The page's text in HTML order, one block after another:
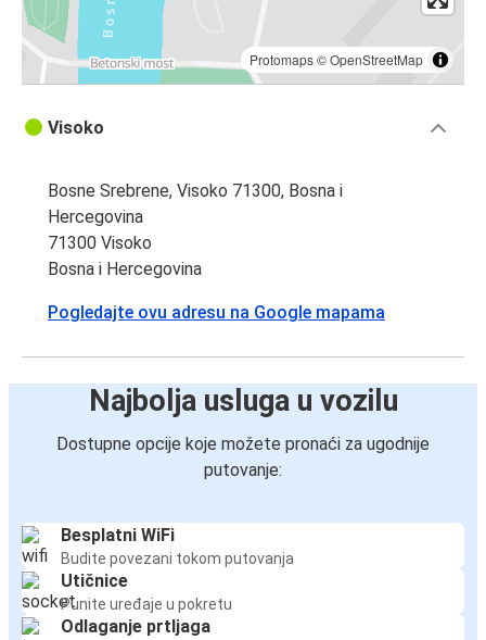
Protomaps©OpenStreetMap
Visoko
Bosne Srebrene, Visoko 71300, Bosna i
Hercegovina
71300 Visoko
Bosna i Hercegovina
Pogledajte ovu adresu na Google mapama
Najbolja usluga u vozilu
Dostupne opcije koje možete pronaći za ugodnije
putovanje:
Besplatni WiFi
Budite povezani tokom putovanja
Utičnice
Punite uređaje u pokretu
Odlaganje prtljaga